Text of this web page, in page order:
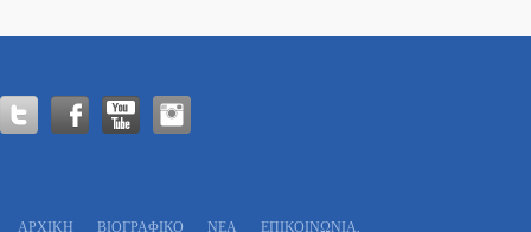
ΑΡΧΙΚΗ ΒΙΟΓΡΑΦΙΚΌ ΝΕΑ ΕΠΙΚΟΙΝΩΝΊΑ.